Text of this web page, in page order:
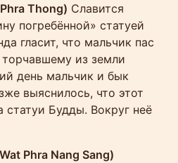
Thong) Славится
погребённой» статуей
гласит, что мальчик пас
из земли
день мальчик и бык
выяснилось, что этот
Будды. Вокруг неё
Phra Nang Sang)